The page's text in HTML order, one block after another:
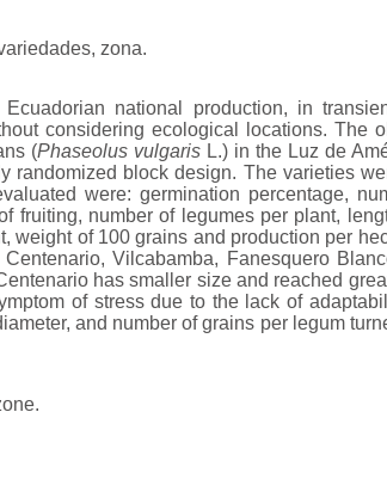
zona.
national production, in
considering ecological locations. The
(Phaseolus vulgarisL.) in the Luz de
randomized block design. The varieties
were: germination percentage,
fruiting, number of legumes per plant,
weight of 100 grains and production per
Vilcabamba, Fanesquero
has smaller size and reached
of stress due to the lack of
and number of grains per legum